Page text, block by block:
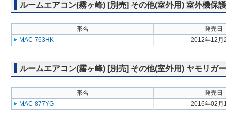
ルームエアコン(霧ヶ峰) [別売] その他(室外用) 室外機保
形名
発売日
MAC-763HK
2012年12月
ルームエアコン(霧ヶ峰) [別売] その他(室外用) ヤモリガ
形名
発売日
MAC-877YG
2016年02月